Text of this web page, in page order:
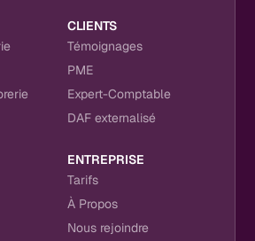
CLIENTS
Témoignages
PME
Expert-Comptable
DAF externalisé
ENTREPRISE
Tarifs
À Propos
Nous rejoindre